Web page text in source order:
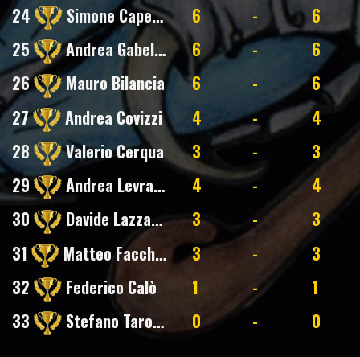
24
Simone Capecchi 6 -
6
25
Andrea Gabellini 6 -
6
26
Mauro Bilancia 6 -
6
27
Andrea Covizzi 4 -
4
28
Valerio Cerqua 3 -
3
29
Andrea Levratti 4 -
4
30
Davide Lazzarin 3 -
3
31
Matteo Facchini 3 -
3
32
Federico Calò 1 -
1
33
Stefano Tarozzi 0 - 0